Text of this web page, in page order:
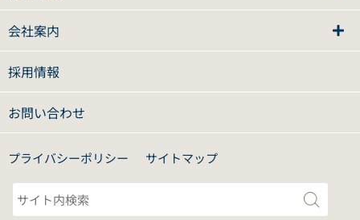
会社案内
採用情報
お問い合わせ
プライバシーポリシー サイトマップ